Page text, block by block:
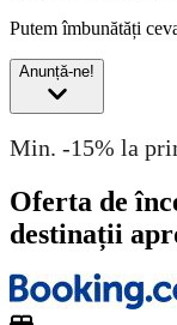
Putem îmbunătăți
Anunță-ne!
Min. -15% la
Oferta de
destinații